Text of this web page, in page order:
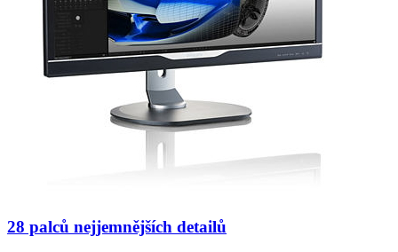
28 palců nejjemnějších detailů